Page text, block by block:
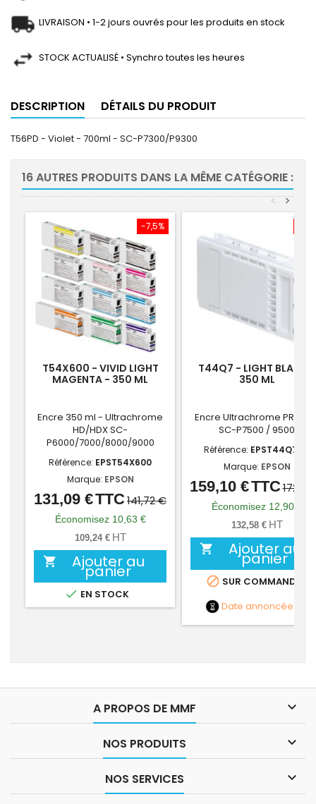
LIVRAISON • 1-2 jours ouvrés pour les produits en stock
STOCK ACTUALISÉ • Synchro toutes les heures
DESCRIPTION DÉTAILS DU PRODUIT
T56PD - Violet - 700ml - SC-P7300/P9300
16 AUTRES PRODUITS DANS LA MÊME CATÉGORIE :
>
<
-7,5%
T54X600 - VIVID LIGHT
MAGENTA - 350 ML
Encre 350 ml - Ultrachrome
HD/HDX SC-
P6000/7000/8000/9000
Référence: EPST54X600
Marque: EPSON
Prix
Prix
de
base
131,09 €TTC141,72 €
Économisez 10,63 €
109,24 € HT
 Ajouter au
panier
 EN STOCK
T44Q7 - LIGHT BLACK -
350 ML
Encre Ultrachrome PRO 12
SC-P7500 / 9500
Référence: EPST44Q740
Marque: EPSON
Prix
Prix
de
base
159,10 €TTC
Économisez 12,90 €
132,58 € HT
 Ajouter au
panier
 SUR COMMANDE
Date annoncée
A PROPOS DE MMF 
NOS PRODUITS 
NOS SERVICES 